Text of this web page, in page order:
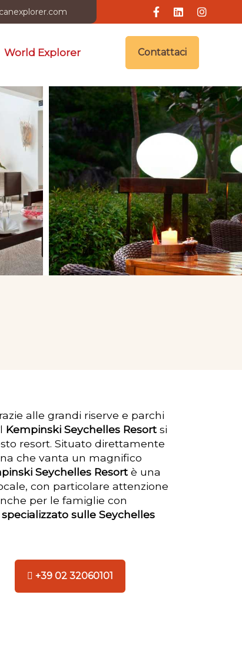
World Explorer Contattaci
alle grandi riserve e parchi
Kempinski Seychelles Resort si
resort. Situato direttamente
che vanta un magnifico
Seychelles Resort è una
con particolare attenzione
per le famiglie con
sulle Seychelles
+39 02 32060101